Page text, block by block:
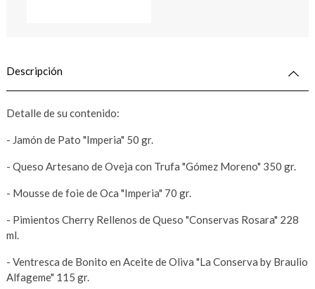
Descripción
Detalle de su contenido:
- Jamón de Pato "Imperia" 50 gr.
- Queso Artesano de Oveja con Trufa "Gómez Moreno" 350 gr.
- Mousse de foie de Oca "Imperia" 70 gr.
- Pimientos Cherry Rellenos de Queso "Conservas Rosara" 228
ml.
- Ventresca de Bonito en Aceite de Oliva "La Conserva by Braulio
Alfageme" 115 gr.